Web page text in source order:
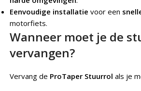
Eenvoudige installatie voor een
motorfiets.
Wanneer moet je de
vervangen?
Vervang de ProTaper Stuurrol als je